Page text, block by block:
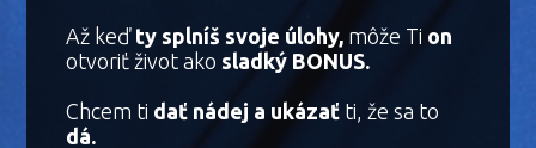
Až keď ty splníš svoje úlohy,môže Ti on
otvoriť život ako sladký BONUS.
Chcem ti dať nádej a ukázať ti, že sa to
dá.